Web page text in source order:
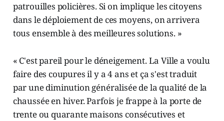
patrouilles policières. Si on implique les citoyens
dans le déploiement de ces moyens, on arrivera
tous ensemble à des meilleures solutions. »
« C'est pareil pour le déneigement. La Ville a voulu
faire des coupures il y a 4 ans et ça s'est traduit
par une diminution généralisée de la qualité de la
chaussée en hiver. Parfois je frappe à la porte de
trente ou quarante maisons consécutives et